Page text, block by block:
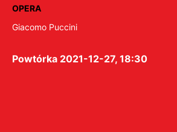
OPERA
Giacomo Puccini
Powtórka 2021-12-27, 18:30